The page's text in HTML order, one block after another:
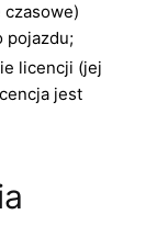
pojazdu;
licencji (jej
jest